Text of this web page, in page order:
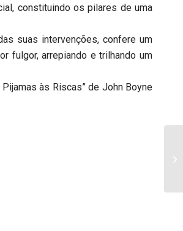
constituindo os pilares de uma
suas intervenções, confere um
fulgor, arrepiando e trilhando um
às Riscas” de John Boyne